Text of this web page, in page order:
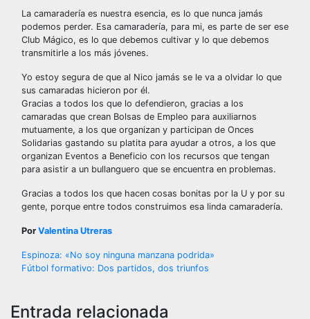
La camaradería es nuestra esencia, es lo que nunca jamás
podemos perder. Esa camaradería, para mi, es parte de ser ese
Club Mágico, es lo que debemos cultivar y lo que debemos
transmitirle a los más jóvenes.
Yo estoy segura de que al Nico jamás se le va a olvidar lo que
sus camaradas hicieron por él.
Gracias a todos los que lo defendieron, gracias a los
camaradas que crean Bolsas de Empleo para auxiliarnos
mutuamente, a los que organizan y participan de Onces
Solidarias gastando su platita para ayudar a otros, a los que
organizan Eventos a Beneficio con los recursos que tengan
para asistir a un bullanguero que se encuentra en problemas.
Gracias a todos los que hacen cosas bonitas por la U y por su
gente, porque entre todos construimos esa linda camaradería.
Por Valentina Utreras
Navegación
entradas
Espinoza: «No soy ninguna manzana podrida»
Fútbol formativo: Dos partidos, dos triunfos
Entrada relacionada